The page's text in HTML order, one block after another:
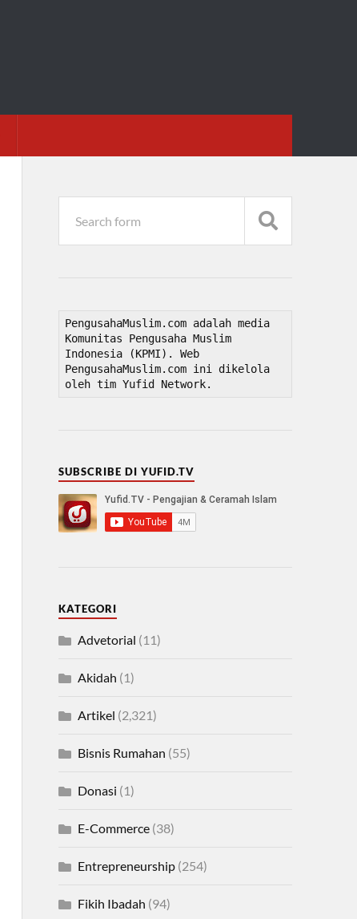
PengusahaMuslim.com adalah media
Komunitas Pengusaha Muslim
Indonesia (KPMI). Web
PengusahaMuslim.com ini dikelola
oleh tim Yufid Network.
SUBSCRIBE DI YUFID.TV
KATEGORI
Advetorial (11)
Akidah (1)
Artikel (2,321)
Bisnis Rumahan (55)
Donasi (1)
E-Commerce(38)
Entrepreneurship(254)
Fikih Ibadah (94)